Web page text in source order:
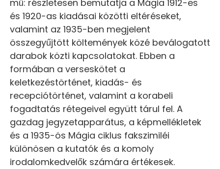
mű: részletesen bemutatja a Mágia 1912-es
és 1920-as kiadásai közötti eltéréseket,
valamint az 1935-ben megjelent
összegyűjtött költemények közé beválogatott
darabok közti kapcsolatokat. Ebben a
formában a verseskötet a
keletkezéstörténet, kiadás- és
recepciótörténet, valamint a korabeli
fogadtatás rétegeivel együtt tárul fel. A
gazdag jegyzetapparátus, a képmellékletek
és a 1935-ös Mágia ciklus fakszimiléi
különösen a kutatók és a komoly
irodalomkedvelők számára értékesek.